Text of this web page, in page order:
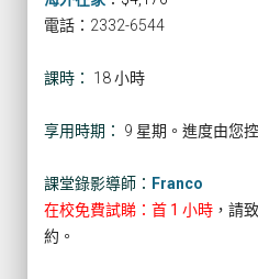
電話：2332-6544
課時： 18 小時
享用時期： 9 星期。進度由您
課堂錄影導師： Franco
在校免費試睇：首 1 小時 ，請
約。